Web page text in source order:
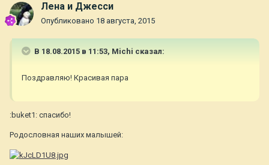
Лена и Джесси
Опубликовано 18 августа, 2015
В 18.08.2015 в 11:53, Michi сказал:
Поздравляю! Красивая пара
:buket1: спасибо!
Родословная наших малышей: